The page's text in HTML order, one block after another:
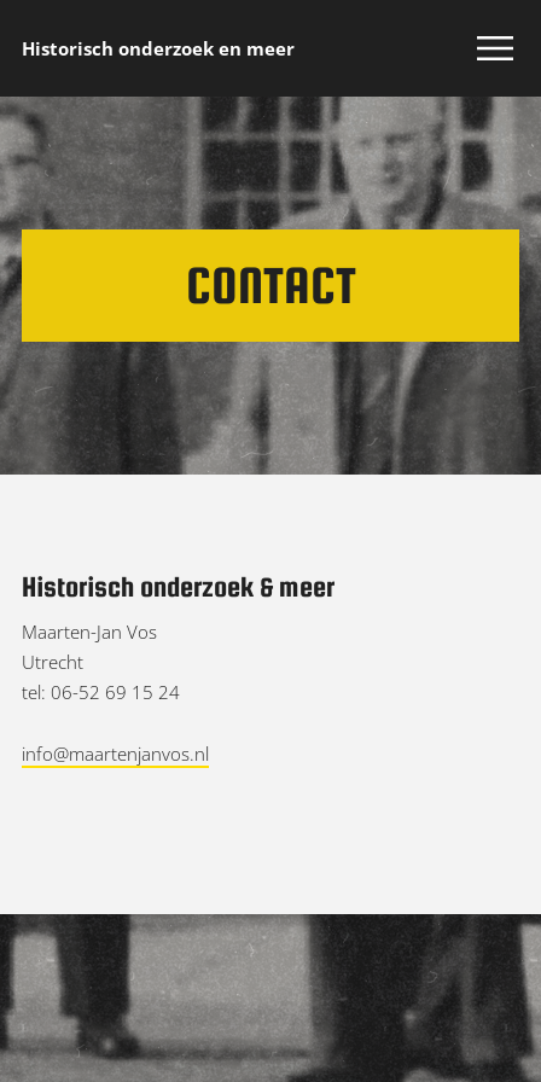
Historisch onderzoek en meer
CONTACT
Historisch onderzoek & meer
Maarten-Jan Vos
Utrecht
tel: 06-52 69 15 24
info@maartenjanvos.nl